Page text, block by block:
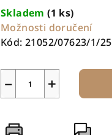
cena:
Skladem(1 ks)
Možnosti doručení
Kód: 21052/07623/1/25
+
−